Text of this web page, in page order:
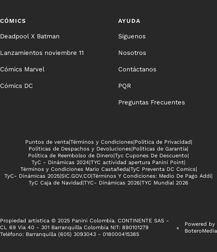
CÓMICS
Deadpool X Batman
Lanzamientos noviembre 11
Cómics Marvel
Cómics DC
AYUDA
Síguenos
Nosotros
Contáctanos
PQR
Preguntas Frecuentes
Puntos de venta|Términos y Condiciones|Política de Privacidad|
Políticas de Despachos y Devoluciones|Políticas de Garantía|
Política de Reembolso de Dinero|Tyc Cupones De Descuento|
TyC - Dinámicas 2024|TYC actividad apertura Panini Point|
Términos y Condiciones Mario Castañeda|TyC Preventa DC Comics|
TyC- Dinámicas 2025|SIC.GOV.CO|Términos Y Condiciones: Medio De Pago Addi|
TyC Caja de Navidad|TYC- Dinámicas 2026|TYC Mundial 2026
Propiedad artística © 2025 Panini Colombia. CONTINENTE SAS -
CL 69 Via 40 - 301 Barranquilla Colombia NIT: 890101279
Teléfono: Barranquilla (605) 3093043 - 018000415385
Powered by
BoteroMedia